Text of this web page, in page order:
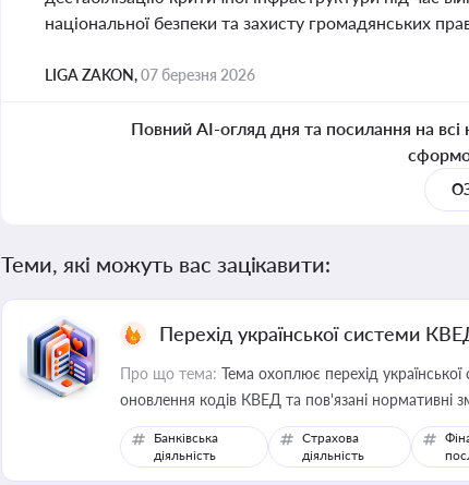
національної безпеки та захисту громадянських
LIGA ZAKON,07 березня 2026
Повний AI-огляд дня та посилання на всі
Теми, які можуть вас зацікавити:
Перехід української системи
Про що тема: Тема охоплює перехід української
оновлення кодів КВЕД та пов'язані нормативні
Банківська
діяльність
Страхова
діяльність